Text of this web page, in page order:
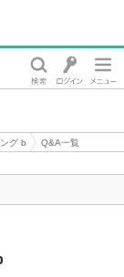
グ b
Q&A一覧